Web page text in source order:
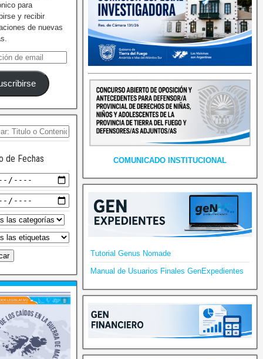
para
y recibir
de nuevas
de Fechas COMUNICADO INSTITUCIONAL
Tutorial Genus Nomade
Manual de Usuarios Finales GenExpedientes